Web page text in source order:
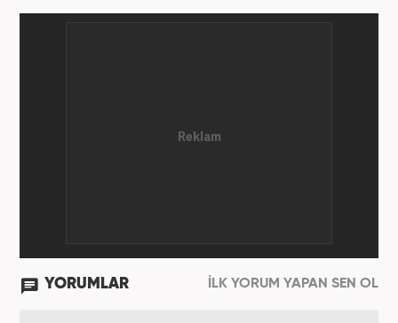
YORUMLAR İLK YORUM YAPAN SEN OL